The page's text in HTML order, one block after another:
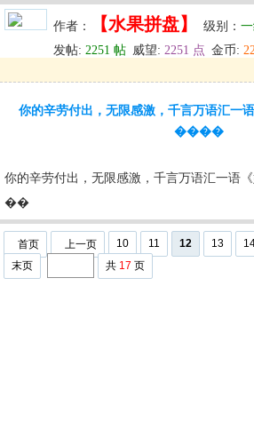
作者： 【水果拼盘】 级别：
发帖: 2251 帖 威望: 2251 点 金币:
回复 u 编辑 u
你的辛劳付出，无限感激，千言万语汇一
����
你的辛劳付出，无限感激，千言万语汇一
��
首页 上一页 10 11 12 13
末页
共 17 页